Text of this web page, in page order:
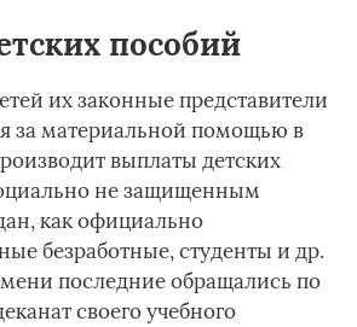
пособий
их законные представители
за материальной помощью в
выплаты детских
не защищенным
как официально
безработные, студенты и др.
последние обращались по
своего учебного